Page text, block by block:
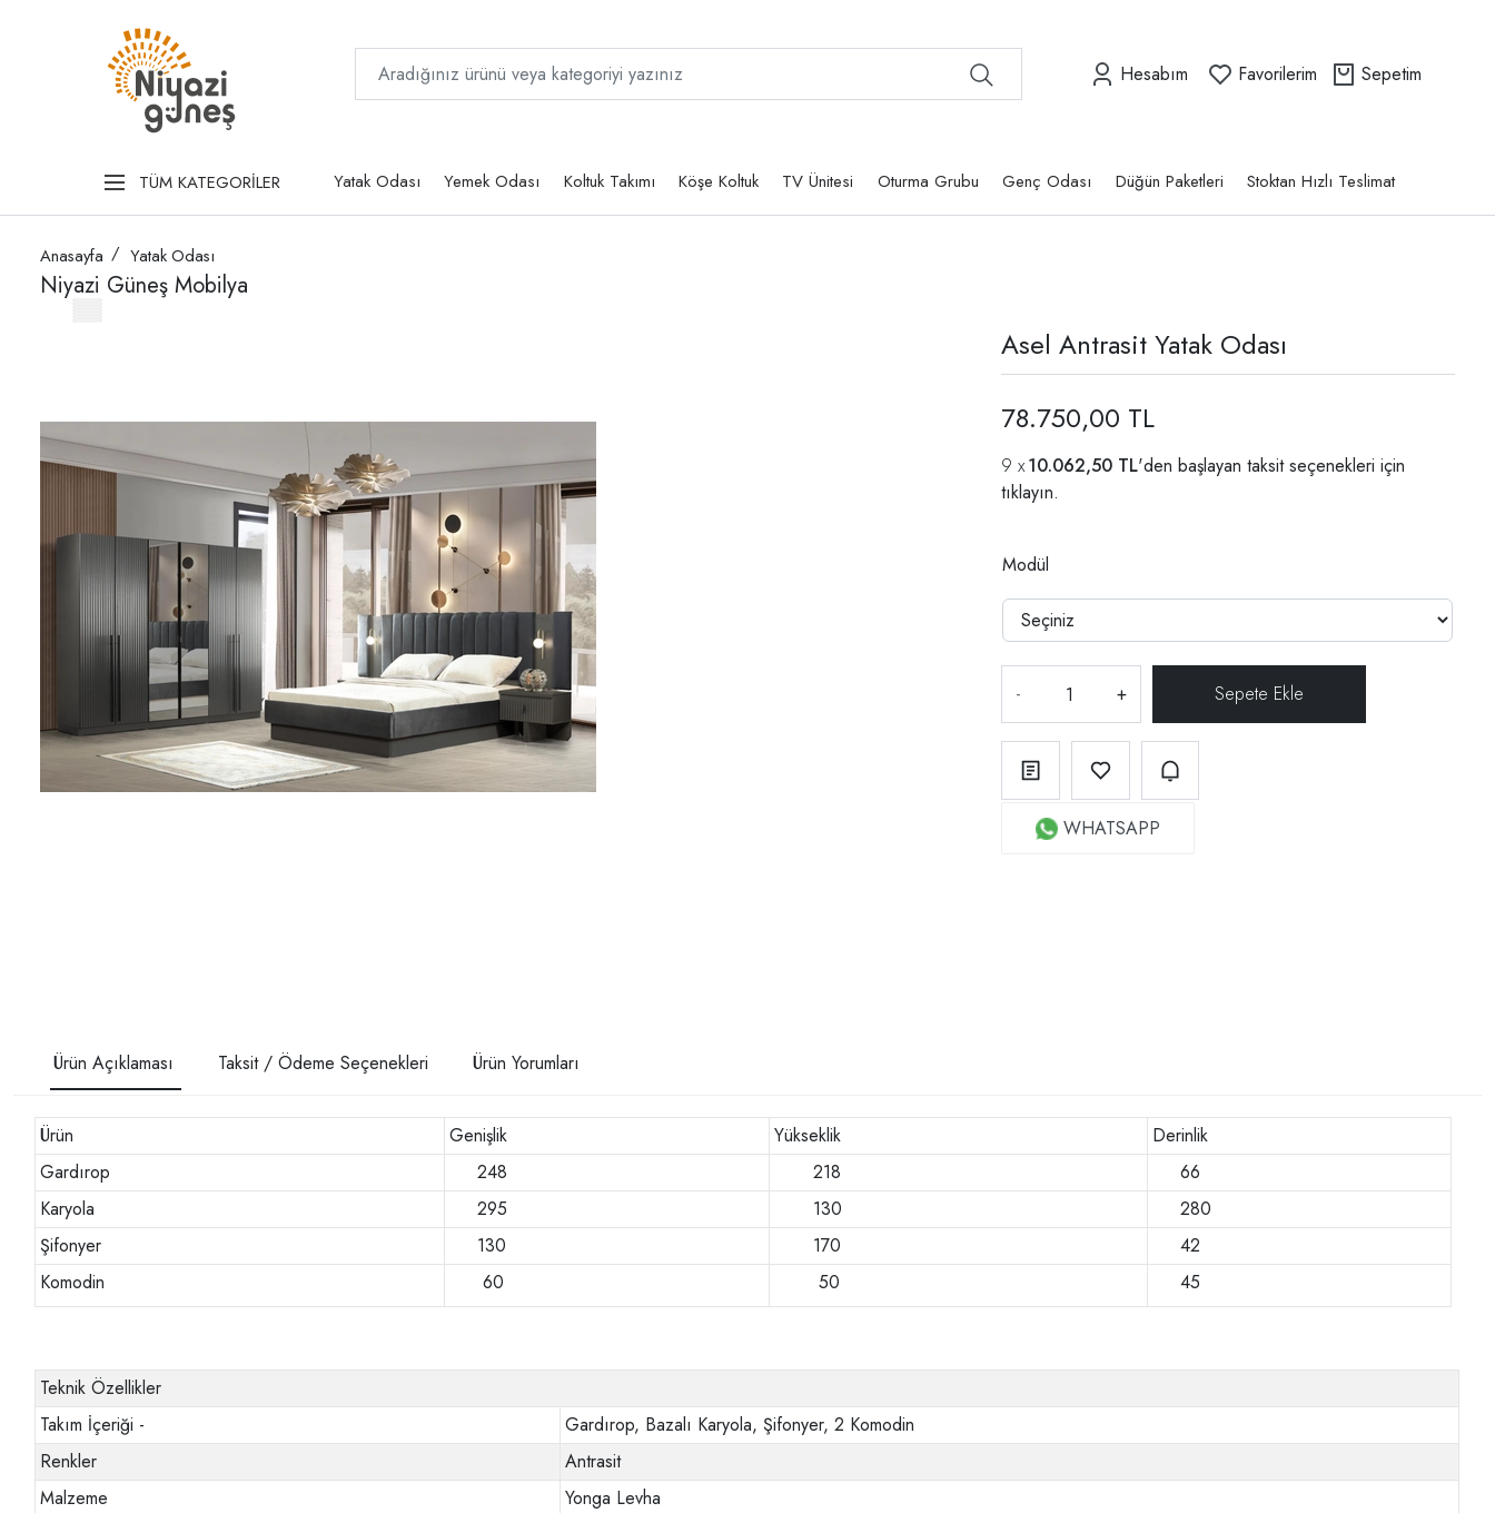
Hesabım Favorilerim Sepetim
TÜM KATEGORİLER Yatak Odası Yemek Odası Koltuk Takımı Köşe Koltuk TV Ünitesi Oturma Grubu Genç Odası Düğün Paketleri Stoktan Hızlı Teslimat
Anasayfa Yatak Odası
Niyazi Güneş Mobilya
Asel Antrasit Yatak Odası
78.750,00 TL
10.062,50 TL'den başlayan taksit seçenekleri için
tıklayın.
Modül
- +
WHATSAPP
Ürün Açıklaması Taksit / Ödeme Seçenekleri Ürün Yorumları
Ürün Genişlik Yükseklik
Derinlik
Gardırop
248 218
66
Karyola
295 130
280
Şifonyer
130 170
42
Komodin
60 50 45
Teknik Özellikler
Takım İçeriği -
Gardırop, Bazalı Karyola, Şifonyer, 2 Komodin
Renkler
Antrasit
Malzeme
Yonga Levha